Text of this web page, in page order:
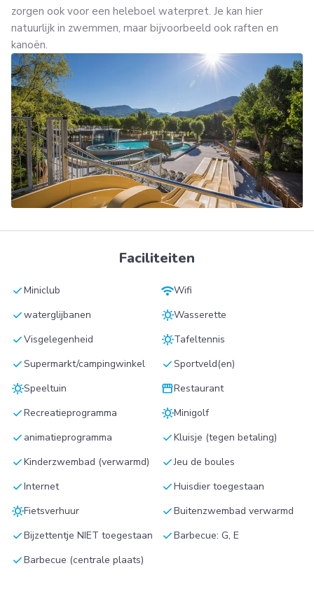
zorgen ook voor een heleboel waterpret. Je kan hier
natuurlijk in zwemmen, maar bijvoorbeeld ook raften en
kanoën.
Faciliteiten
checkMiniclub wifiWifi
checkwaterglijbanen sunnyWasserette
checkVisgelegenheid sunnyTafeltennis
checkSupermarkt/campingwinkel checkSportveld(en)
sunnySpeeltuin storefrontRestaurant
checkRecreatieprogramma sunnyMinigolf
check animatieprogramma checkKluisje (tegen betaling)
checkKinderzwembad (verwarmd) checkJeu de boules
checkInternet checkHuisdier toegestaan
sunnyFietsverhuur checkBuitenzwembad verwarmd
checkBijzettentje NIET toegestaan checkBarbecue: G, E
checkBarbecue (centrale plaats)